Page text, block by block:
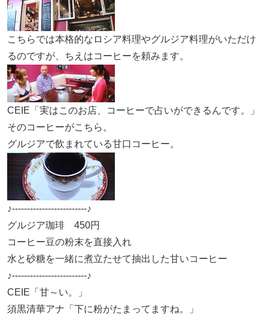
こちらでは本格的なロシア料理やグルジア料理がいただけ
るのですが、ちえはコーヒーを頼みます。
CEIE「実はこのお店、コーヒーで占いができるんです。」
そのコーヒーがこちら。
グルジアで飲まれている甘口コーヒー。
♪-------------------------♪
グルジア珈琲 450円
コーヒー豆の粉末を直接入れ
水と砂糖を一緒に煮立たせて抽出した甘いコーヒー
♪-------------------------♪
CEIE「甘～い。」
須黒清華アナ「下に粉がたまってますね。」